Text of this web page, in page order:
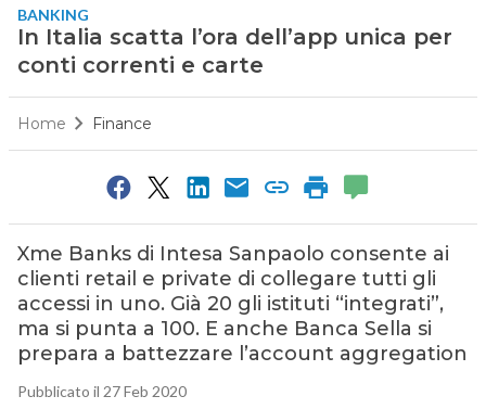
BANKING
In Italia scatta l’ora dell’app unica per
conti correnti e carte
Home Finance
Xme Banks di Intesa Sanpaolo consente ai
clienti retail e private di collegare tutti gli
accessi in uno. Già 20 gli istituti “integrati”,
ma si punta a 100. E anche Banca Sella si
prepara a battezzare l’account aggregation
Pubblicato il 27 Feb 2020